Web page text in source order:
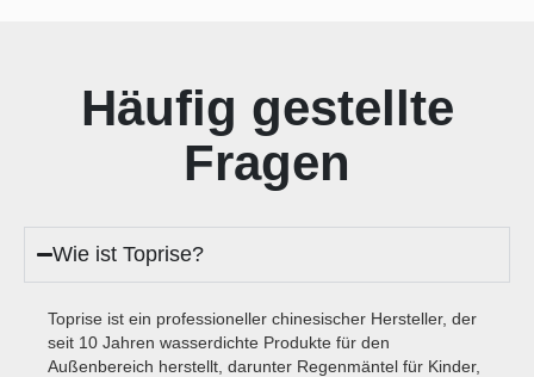
Häufig gestellte
Fragen
Wie ist Toprise?
Toprise ist ein professioneller chinesischer Hersteller, der
seit 10 Jahren wasserdichte Produkte für den
Außenbereich herstellt, darunter Regenmäntel für Kinder,